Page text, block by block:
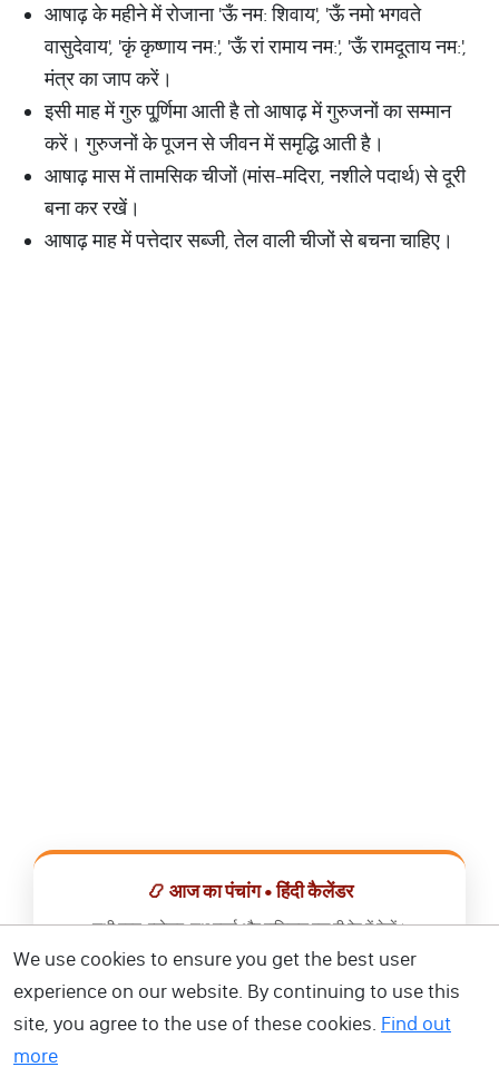
आषाढ़ के महीने में रोजाना 'ऊँ नम: शिवाय', 'ऊँ नमो भगवते
वासुदेवाय', 'कृं कृष्णाय नम:', 'ऊँ रां रामाय नम:', 'ऊँ रामदूताय नम:',
मंत्र का जाप करें।
इसी माह में गुरु पू्र्णिमा आती है तो आषाढ़ में गुरुजनों का सम्मान
करें। गुरुजनों के पूजन से जीवन में समृद्धि आती है।
आषाढ़ मास में तामसिक चीजों (मांस-मदिरा, नशीले पदार्थ) से दूरी
बना कर रखें।
आषाढ़ माह में पत्तेदार सब्जी, तेल वाली चीजों से बचना चाहिए।
📿 आज का पंचांग • हिंदी कैलेंडर
सभी व्रत, त्योहार, शुभ मुहूर्त और राशिफल एक ही ऐप में देखें।
📅 हिंदी कैलेंडर ऐप डाउनलोड करें
We use cookies to ensure you get the best user
experience on our website. By continuing to use this
site, you agree to the use of these cookies. Find out
more